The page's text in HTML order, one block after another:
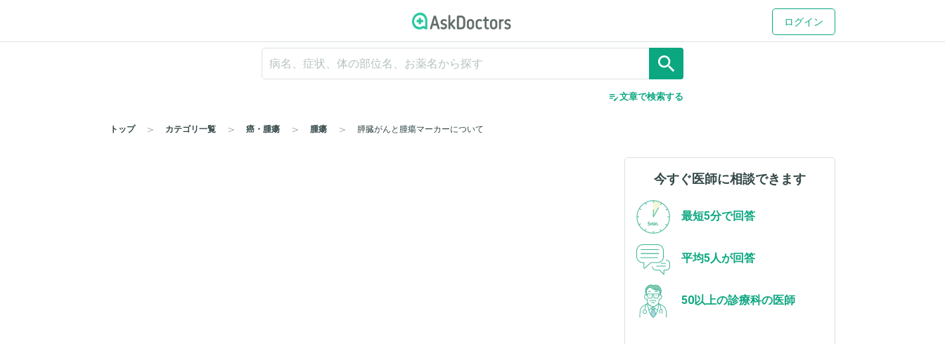
ログイン
search
edit_note文章で検索する
トップ カテゴリ一覧 癌・腫瘍 腫瘍 膵臓がんと腫瘍マーカーについて
今すぐ医師に相談できます
最短5分で回答
平均5人が回答
50以上の診療科の医師